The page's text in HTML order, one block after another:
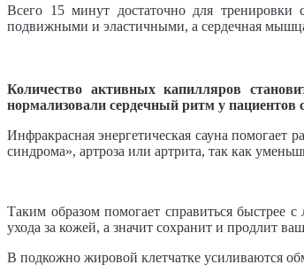
Всего 15 минут достаточно для тренировки
подвижными и эластичными, а сердечная
Количество активных капилляров
нормализовали сердечный ритм у пациентов
Инфракрасная энергетическая сауна помогает
синдрома», артроза или артрита, так как
Таким образом помогает справиться быстрее
ухода за кожей, а значит сохранит и продлит
В подкожно жировой клетчатке усиливаются